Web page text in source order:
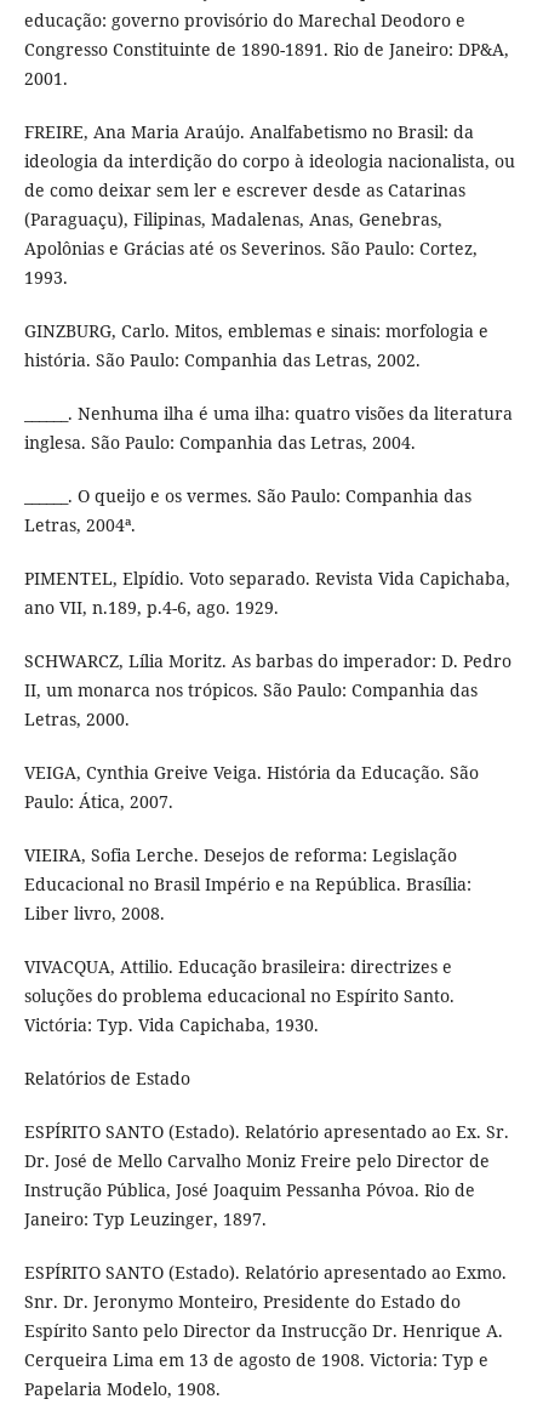
educação: governo provisório do Marechal Deodoro e
Congresso Constituinte de 1890-1891. Rio de Janeiro: DP&A,
2001.
FREIRE, Ana Maria Araújo. Analfabetismo no Brasil: da
ideologia da interdição do corpo à ideologia nacionalista, ou
de como deixar sem ler e escrever desde as Catarinas
(Paraguaçu), Filipinas, Madalenas, Anas, Genebras,
Apolônias e Grácias até os Severinos. São Paulo: Cortez,
1993.
GINZBURG, Carlo. Mitos, emblemas e sinais: morfologia e
história. São Paulo: Companhia das Letras, 2002.
______. Nenhuma ilha é uma ilha: quatro visões da literatura
inglesa. São Paulo: Companhia das Letras, 2004.
______. O queijo e os vermes. São Paulo: Companhia das
Letras, 2004ª.
PIMENTEL, Elpídio. Voto separado. Revista Vida Capichaba,
ano VII, n.189, p.4-6, ago. 1929.
SCHWARCZ, Lília Moritz. As barbas do imperador: D. Pedro
II, um monarca nos trópicos. São Paulo: Companhia das
Letras, 2000.
VEIGA, Cynthia Greive Veiga. História da Educação. São
Paulo: Ática, 2007.
VIEIRA, Sofia Lerche. Desejos de reforma: Legislação
Educacional no Brasil Império e na República. Brasília:
Liber livro, 2008.
VIVACQUA, Attilio. Educação brasileira: directrizes e
soluções do problema educacional no Espírito Santo.
Victória: Typ. Vida Capichaba, 1930.
Relatórios de Estado
ESPÍRITO SANTO (Estado). Relatório apresentado ao Ex. Sr.
Dr. José de Mello Carvalho Moniz Freire pelo Director de
Instrução Pública, José Joaquim Pessanha Póvoa. Rio de
Janeiro: Typ Leuzinger, 1897.
ESPÍRITO SANTO (Estado). Relatório apresentado ao Exmo.
Snr. Dr. Jeronymo Monteiro, Presidente do Estado do
Espírito Santo pelo Director da Instrucção Dr. Henrique A.
Cerqueira Lima em 13 de agosto de 1908. Victoria: Typ e
Papelaria Modelo, 1908.